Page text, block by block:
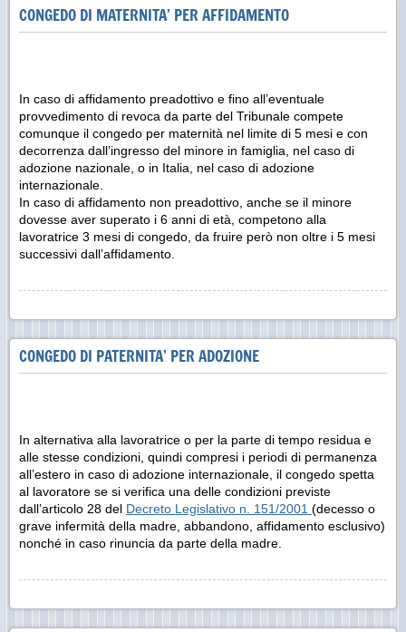
CONGEDO DI MATERNITA’ PER AFFIDAMENTO
In caso di affidamento preadottivo e fino all’eventuale
provvedimento di revoca da parte del Tribunale compete
comunque il congedo per maternità nel limite di 5 mesi e con
decorrenza dall’ingresso del minore in famiglia, nel caso di
adozione nazionale, o in Italia, nel caso di adozione
internazionale.
In caso di affidamento non preadottivo, anche se il minore
dovesse aver superato i 6 anni di età, competono alla
lavoratrice 3 mesi di congedo, da fruire però non oltre i 5 mesi
successivi dall’affidamento.
CONGEDO DI PATERNITA’ PER ADOZIONE
In alternativa alla lavoratrice o per la parte di tempo residua e
alle stesse condizioni, quindi compresi i periodi di permanenza
all’estero in caso di adozione internazionale, il congedo spetta
al lavoratore se si verifica una delle condizioni previste
dall’articolo 28 del Decreto Legislativo n. 151/2001 (decesso o
grave infermità della madre, abbandono, affidamento esclusivo)
nonché in caso rinuncia da parte della madre.